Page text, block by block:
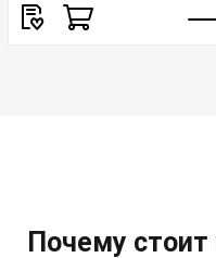
Почему